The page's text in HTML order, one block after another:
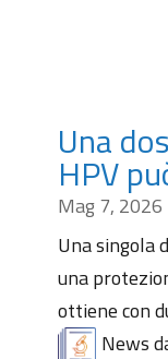
Una
HPV
Mag 7, 2026
Una singola
una
ottiene con
News